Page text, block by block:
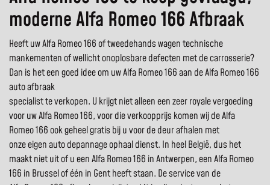
moderne Alfa Romeo 166 Afbraak
Heeft uw Alfa Romeo 166 of tweedehands wagen technische
mankementen of wellicht onoplosbare defecten met de carrosserie?
Dan is het een goed idee om uw Alfa Romeo 166 aan de Alfa Romeo 166
auto afbraak
specialist te verkopen. U krijgt niet alleen een zeer royale vergoeding
voor uw Alfa Romeo 166, voor die verkoopprijs komen wij de Alfa
Romeo 166 ook geheel gratis bij u voor de deur afhalen met
onze eigen auto depannage ophaal dienst. In heel België, dus het
maakt niet uit of u een Alfa Romeo 166 in Antwerpen, een Alfa Romeo
166 in Brussel of één in Gent heeft staan. De service van de